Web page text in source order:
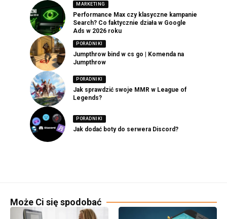
MARKETING
Performance Max czy klasyczne kampanie
Search? Co faktycznie działa w Google
Ads w 2026 roku
PORADNIKI
Jumpthrow bind w cs go | Komenda na
Jumpthrow
PORADNIKI
Jak sprawdzić swoje MMR w League of
Legends?
PORADNIKI
Jak dodać boty do serwera Discord?
Może Ci się spodobać